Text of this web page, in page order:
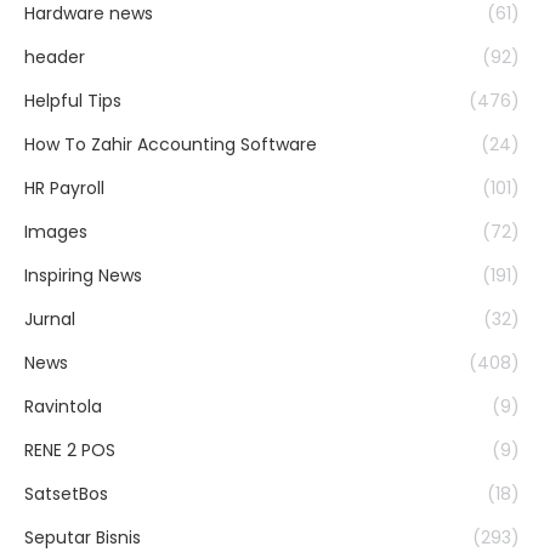
Hardware news
(61)
header
(92)
Helpful Tips
(476)
How To Zahir Accounting Software
(24)
HR Payroll
(101)
Images
(72)
Inspiring News
(191)
Jurnal
(32)
News
(408)
Ravintola
(9)
RENE 2 POS
(9)
SatsetBos
(18)
Seputar Bisnis
(293)